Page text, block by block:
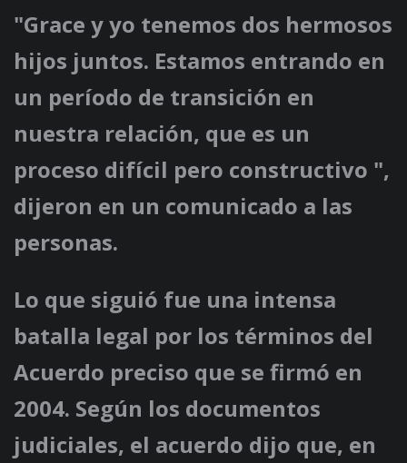
"Grace y yo tenemos dos hermosos
hijos juntos. Estamos entrando en
un período de transición en
nuestra relación, que es un
proceso difícil pero constructivo ",
dijeron en un comunicado a las
personas.
Lo que siguió fue una intensa
batalla legal por los términos del
Acuerdo preciso que se firmó en
2004. Según los documentos
judiciales, el acuerdo dijo que, en